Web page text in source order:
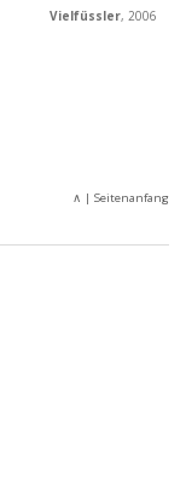
Vielfüssler, 2006
∧ | Seitenanfang